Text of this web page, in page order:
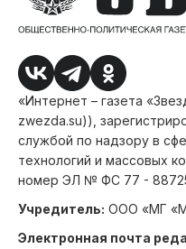
«Интернет – газета
zwezda.su)),
службой по надзору в
технологий и массовых
номер ЭЛ № ФС 77 -
Учредитель: ООО «МГ
Электронная почта